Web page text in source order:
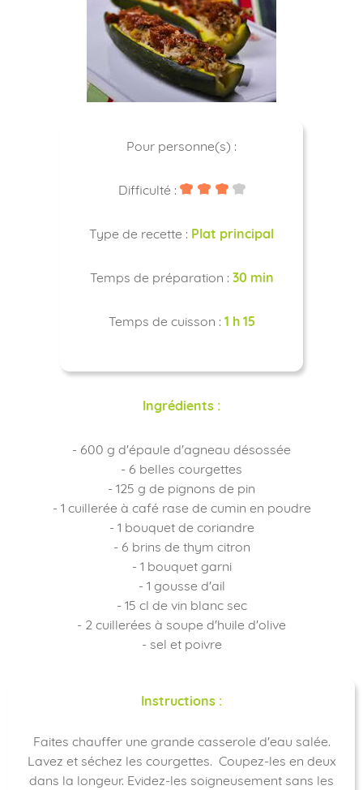
Pour personne(s) :
Difficulté :
Type de recette : Plat principal
Temps de préparation : 30 min
Temps de cuisson : 1 h 15
Ingrédients :
- 600 g d'épaule d'agneau désossée
- 6 belles courgettes
- 125 g de pignons de pin
- 1 cuillerée à café rase de cumin en poudre
- 1 bouquet de coriandre
- 6 brins de thym citron
- 1 bouquet garni
- 1 gousse d'ail
- 15 cl de vin blanc sec
- 2 cuillerées à soupe d'huile d'olive
- sel et poivre
Instructions :
Faites chauffer une grande casserole d'eau salée.
Lavez et séchez les courgettes. Coupez-les en deux
dans la longeur. Evidez-les soigneusement sans les